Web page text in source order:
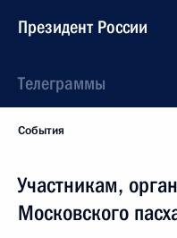
Президент России
Телеграммы
События
Участникам,
Московского